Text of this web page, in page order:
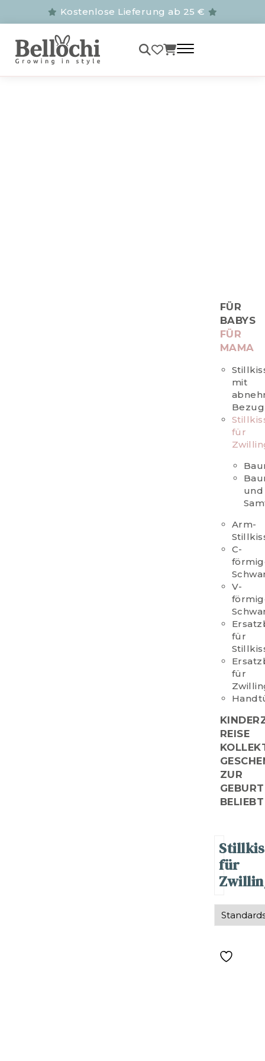
Kostenlose Lieferung ab 25 €
FÜR
BABYS
FÜR
MAMA
mit
Bezug
für
und
Arm-
C-
V-
für
für
REISE
ZUR
GEBURT
BELIEBT
für